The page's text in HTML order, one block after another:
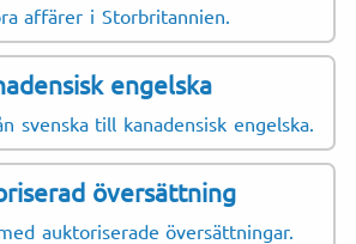
affärer i Storbritannien.
engelska
svenska till kanadensisk engelska.
översättning
auktoriserade översättningar.